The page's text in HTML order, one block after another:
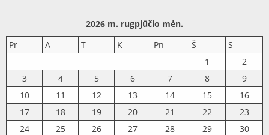
2026 m. rugpjūčio mėn.
Pr
A T K Pn Š
S
1
2
3
4 5 6 7 8
9
10
11 12 13 14 15
16
17
18 19 20 21 22
23
24
25 26 27 28 29
30